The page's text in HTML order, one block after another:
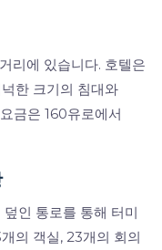
리에 있습니다. 호텔은
한 크기의 침대와
금은 160유로에서
인 통로를 통해 터미
의 객실, 23개의 회의